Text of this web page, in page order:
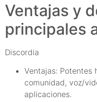
Ventajas y
principales
Discordia
Ventajas: Potentes
comunidad, voz/
aplicaciones.